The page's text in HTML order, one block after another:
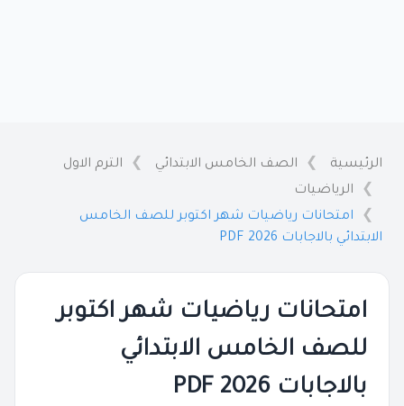
الرئيسية الصف الخامس الابتدائي
الترم الاول
الرياضيات
امتحانات رياضيات شهر اكتوبر للصف الخامس
الابتدائي بالاجابات 2026 PDF
امتحانات رياضيات شهر اكتوبر
للصف الخامس الابتدائي
بالاجابات 2026 PDF